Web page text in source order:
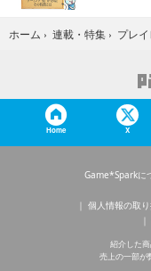
ホーム › 連載・特集 › プレイ
Home X
Game*Sparkに
個人情報の取
紹介した
売上の一部が